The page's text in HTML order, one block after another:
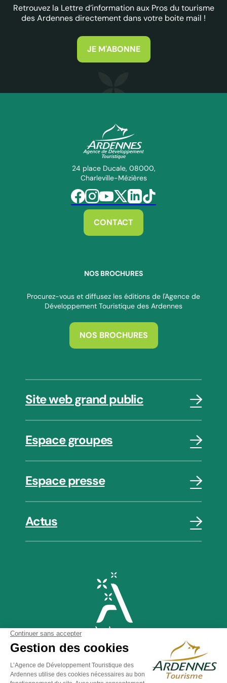
Retrouvez la Lettre d’information aux Pros du tourisme
des Ardennes directement dans votre boite mail !
JE M'ABONNE
ADT des Ardennes Pro
24 place Ducale, 08000,
Charleville-Mézières
Suivez-nous sur Facebook
Suivez-nous sur Instagram
Suivez-nous sur Youtube
Suivez-nous sur Twitter
Suivez-nous sur Linkedin
Suivez-nous sur Tiktok
CONTACT
NOS BROCHURES
Procurez-vous et diffusez les éditions de l'Agence de
Développement Touristique des Ardennes
NOS BROCHURES
Site web grand public
Espace groupes
Espace presse
Actus
Mentions légales
Éditer mes cookies